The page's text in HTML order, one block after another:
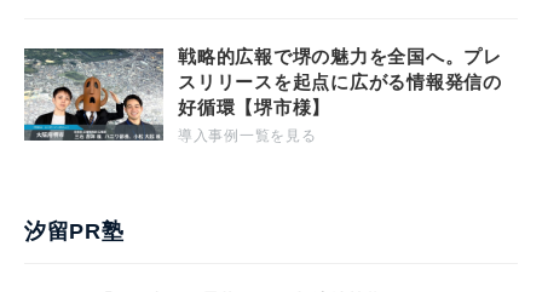
戦略的広報で堺の魅力を全国へ。プレ
スリリースを起点に広がる情報発信の
好循環【堺市様】
導入事例一覧を見る
汐留PR塾